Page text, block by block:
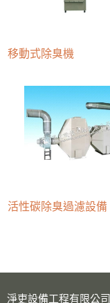
移動式除臭機
活性碳除臭過濾設備
淨吏設備工程有限公司